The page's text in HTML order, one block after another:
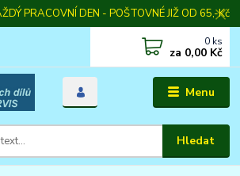
PRACOVNÍ DEN - POŠTOVNÉ JIŽ OD 65,-Kč
Menu
Hledat
0 ks
za 0,00 Kč